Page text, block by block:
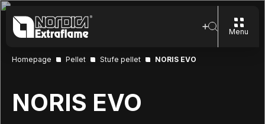
Menu
Homepage Pellet Stufe pellet NORIS EVO
NORIS EVO